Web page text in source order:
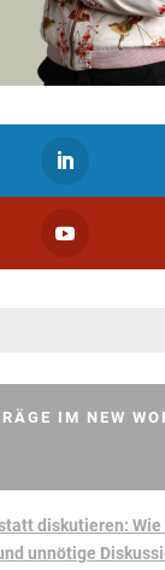
IM NEW
diskutieren: Wie
unnötige